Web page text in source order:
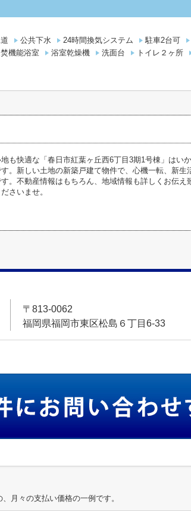
公共下水 24時間換気システム
駐車2台可
機能浴室 浴室乾燥機 洗面台
トイレ２ヶ所
も快適な「春日市紅葉ヶ丘西6丁目3期1号棟」はい
。新しい土地の新築戸建て物件で、心機一転、新
。不動産情報はもちろん、地域情報も詳しくお伝
さいませ。
〒813-0062
福岡県福岡市東区松島６丁目6-33
月々の支払い価格の一例です。